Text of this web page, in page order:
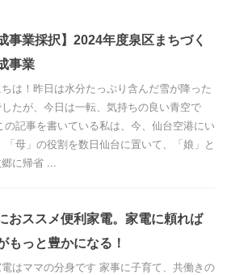
事業採択】2024年度泉区まちづく
事業
は！昨日は水分たっぷり含んだ雪が降った
たが、今日は一転、気持ちの良い青空で
の記事を書いている私は、今、仙台空港にい
「母」の役割を数日仙台に置いて、「娘」と
郷に帰省 ...
おススメ便利家電。家電に頼れば
もっと豊かになる！
はママの分身です 家事に子育て、共働きの